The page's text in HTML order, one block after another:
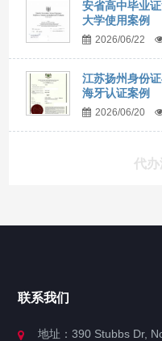
安省高中毕业
大学使用案例
2026/06/22
江苏扬州身份
海牙认证案例
2026/06/20
代
联系我们
地址：390 Stubbs Dr,